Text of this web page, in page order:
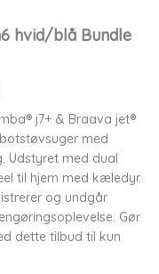
hvid/blå Bundle
aktuelle
kr. 6.499,00.
j7+ & Braava jet®
med
Udstyret med dual
til hjem med kæledyr.
og undgår
Gør
dette tilbud til kun